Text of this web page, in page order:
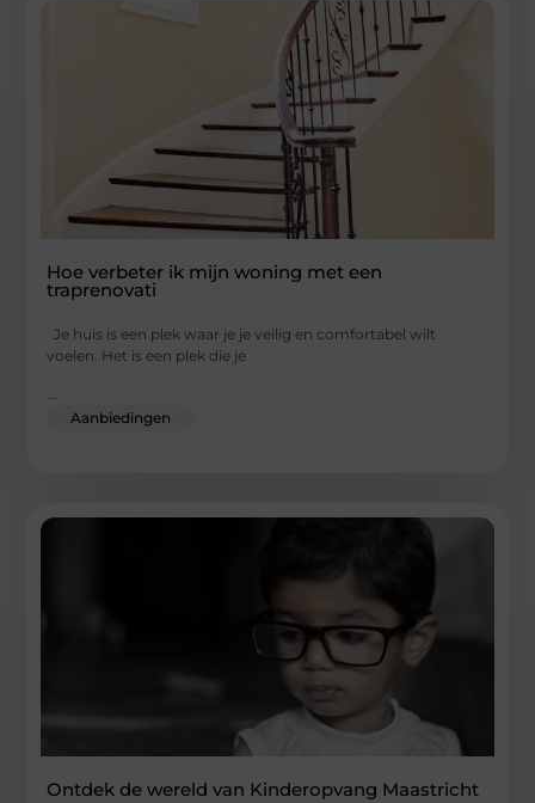
Hoe verbeter ik mijn woning met een
traprenovati
Je huis is een plek waar je je veilig en comfortabel wilt
voelen. Het is een plek die je
...
Aanbiedingen
Ontdek de wereld van Kinderopvang Maastricht